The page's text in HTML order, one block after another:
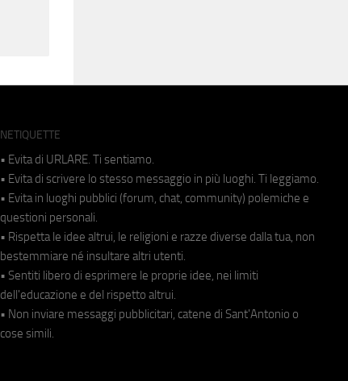
NETIQUETTE
• Evita di URLARE. Ti sentiamo.
• Evita di scrivere lo stesso messaggio in più luoghi. Ti leggiamo.
• Evita in luoghi pubblici (forum, chat, community) polemiche e
questioni personali.
• Rispetta le idee altrui, le religioni e razze diverse dalla tua, non
bestemmiare né insultare altri utenti.
• Sentiti libero di esprimere le proprie idee, nei limiti
dell'educazione e del rispetto altrui.
• Non inviare messaggi pubblicitari, catene di Sant'Antonio o
cose simili.